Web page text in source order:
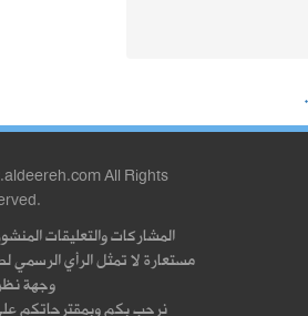
All Rights
المشاركات والتعليقات
مستعارة لا تمثل الرأي الرسمي
وجهة
نرحب بكم وبمقترحاتكم على